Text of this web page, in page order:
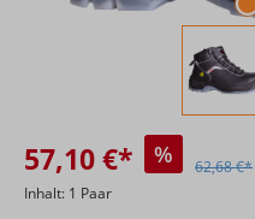
57,10 €* % 62,68 €*
Inhalt: 1 Paar